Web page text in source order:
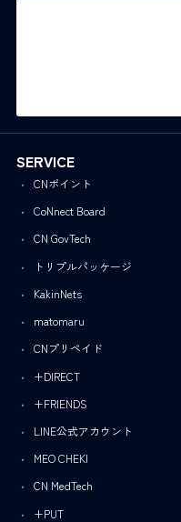
SERVICE
CNポイント
CoNnect Board
CN GovTech
トリプルパッケージ
KakinNets
matomaru
CNプリペイド
+DIRECT
+FRIENDS
LINE公式アカウント
MEO CHEKI
CN MedTech
+PUT